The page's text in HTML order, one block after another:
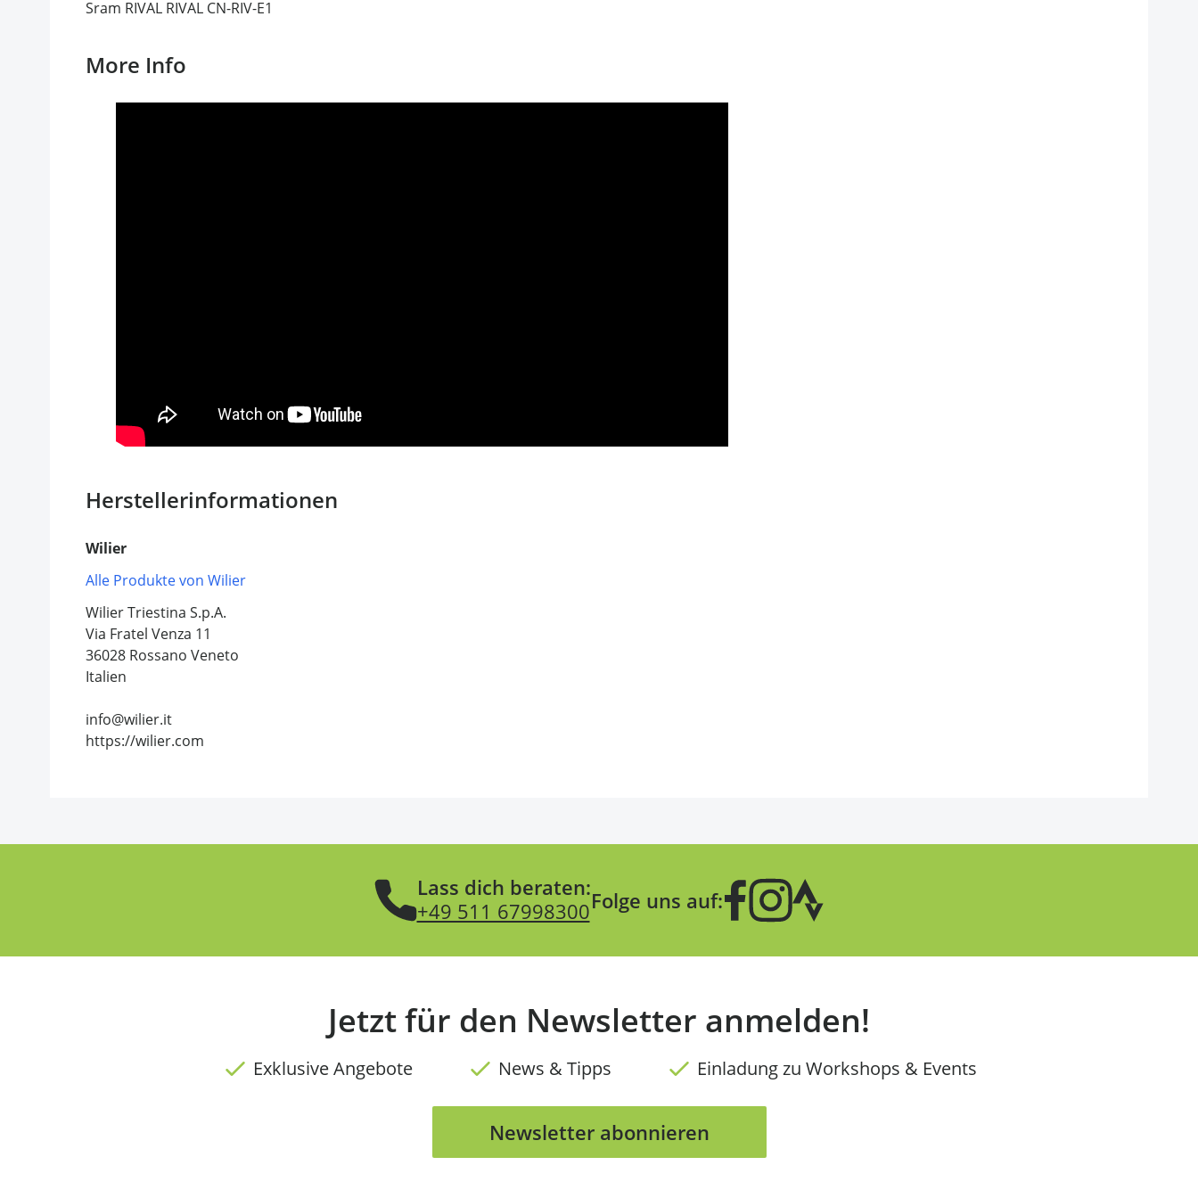
Sram RIVAL RIVAL CN-RIV-E1
More Info
Herstellerinformationen
Wilier
Alle Produkte von Wilier
Wilier Triestina S.p.A.
Via Fratel Venza 11
36028 Rossano Veneto
Italien
info@wilier.it
https://wilier.com
Lass dich beraten:
+49 511 67998300Folge uns auf:
Jetzt für den Newsletter anmelden!
Exklusive Angebote News & Tipps Einladung zu Workshops & Events
Newsletter abonnieren